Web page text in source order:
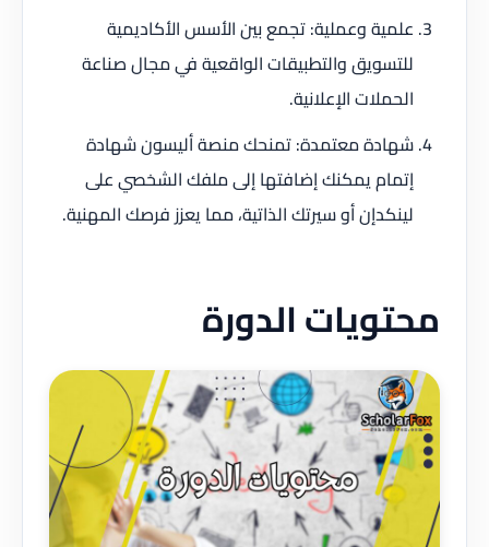
علمية وعملية: تجمع بين الأسس الأكاديمية
للتسويق والتطبيقات الواقعية في مجال صناعة
الحملات الإعلانية.
شهادة معتمدة: تمنحك منصة أليسون شهادة
إتمام يمكنك إضافتها إلى ملفك الشخصي على
لينكدإن أو سيرتك الذاتية، مما يعزز فرصك المهنية.
محتويات الدورة